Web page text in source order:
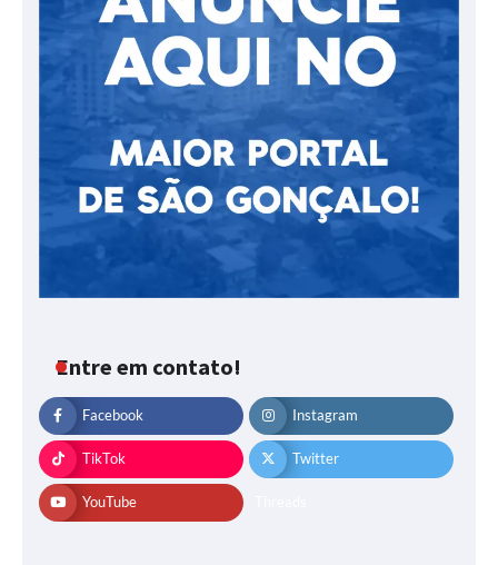
Entre em contato!
Facebook Instagram
TikTok Twitter
YouTube